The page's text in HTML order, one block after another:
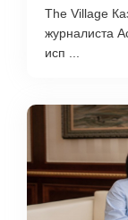
The Village
журналиста
исп ...